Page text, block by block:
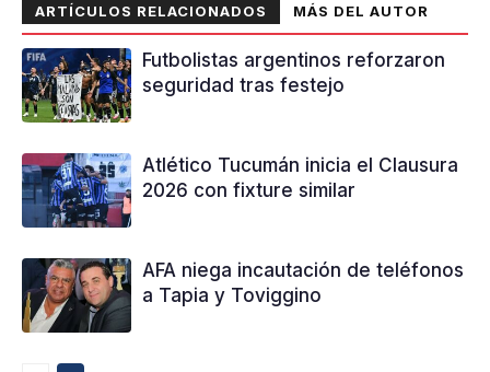
ARTÍCULOS RELACIONADOS MÁS DEL AUTOR
Futbolistas argentinos reforzaron
seguridad tras festejo
Atlético Tucumán inicia el Clausura
2026 con fixture similar
AFA niega incautación de teléfonos
a Tapia y Toviggino